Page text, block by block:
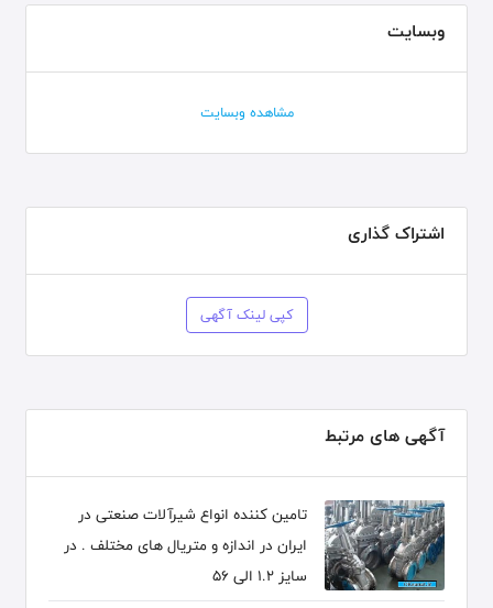
وبسایت
مشاهده وبسایت
اشتراک گذاری
کپی لینک آگهی
آگهی های مرتبط
تامین کننده انواع شیرآلات صنعتی در
ایران در اندازه و متریال های مختلف . در
سایز 1.2 الی 56